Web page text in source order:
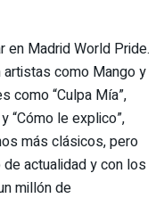
en Madrid World Pride.
como Mango y
como “Culpa Mía”,
“Cómo le explico”,
más clásicos, pero
actualidad y con los
millón de